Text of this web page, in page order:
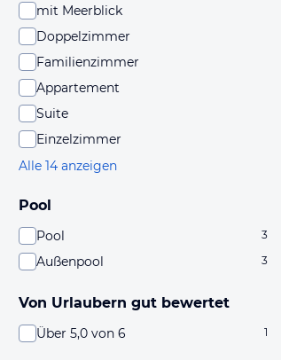
mit Meerblick
Doppelzimmer
Familienzimmer
Appartement
Suite
Einzelzimmer
Alle 14 anzeigen
Pool
Pool 3
Außenpool 3
Von Urlaubern gut bewertet
Über 5,0 von 6 1